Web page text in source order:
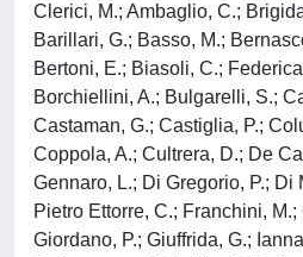
Clerici, M.; Ambaglio, C.;
Barillari, G.; Basso, M.;
Bertoni, E.; Biasoli, C.;
Borchiellini, A.; Bulgarelli, S.;
Castaman, G.; Castiglia, P.;
Coppola, A.; Cultrera, D.; De
Gennaro, L.; Di Gregorio, P.; Di
Pietro Ettorre, C.; Franchini,
Giordano, P.; Giuffrida, G.;